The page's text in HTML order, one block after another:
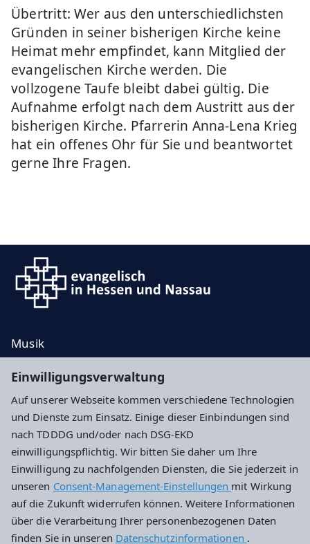
Einwilligungsverwaltung
Auf unserer Webseite kommen verschiedene Technologien
und Dienste zum Einsatz. Einige dieser Einbindungen sind
nach TDDDG und/oder nach DSG-EKD
einwilligungspflichtig. Wir bitten Sie daher um Ihre
Einwilligung zu nachfolgenden Diensten, die Sie jederzeit in
unseren Consent-Management-Einstellungen mit Wirkung
auf die Zukunft widerrufen können. Weitere Informationen
über die Verarbeitung Ihrer personenbezogenen Daten
finden Sie in unseren Datenschutzinformationen .
Übertritt: Wer aus den unterschiedlichsten
Gründen in seiner bisherigen Kirche keine
Heimat mehr empfindet, kann Mitglied der
evangelischen Kirche werden. Die
vollzogene Taufe bleibt dabei gültig. Die
Aufnahme erfolgt nach dem Austritt aus der
bisherigen Kirche. Pfarrerin Anna-Lena Krieg
hat ein offenes Ohr für Sie und beantwortet
gerne Ihre Fragen.
Musik
Kontakt
Spenden
Impressum Datenschutz Cookie-Einstellungen
Evangelische Petrusgemeinde Darmstadt
Am Kapellberg 2